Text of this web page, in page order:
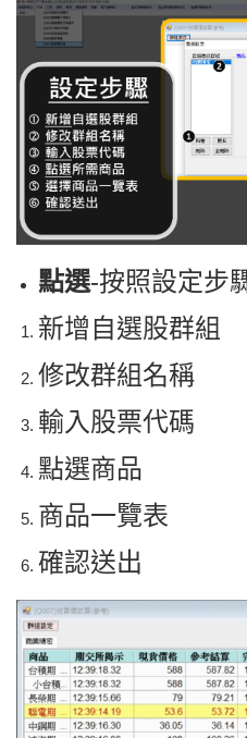
點選-按照設定步
​新增自選股群組
修改群組名稱
輸入股票代碼
點選商品
商品一覽表
確認送出